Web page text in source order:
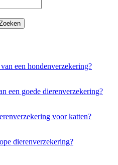
een hondenverzekering?
een goede dierenverzekering?
voor katten?
dierenverzekering?